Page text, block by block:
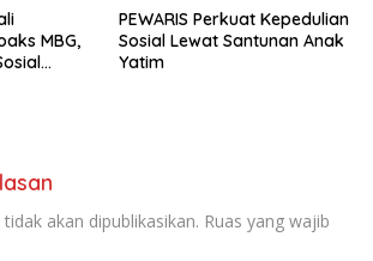
MBG,
PEWARIS Perkuat Kepedulian
Sosial Lewat Santunan Anak
Yatim
akan dipublikasikan. Ruas yang wajib